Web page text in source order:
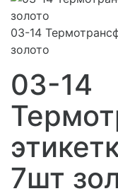
03-14
золото
03-14
7шт